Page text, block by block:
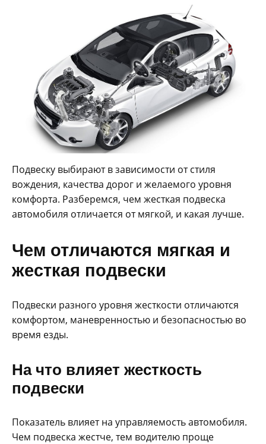
Подвеску выбирают в зависимости от стиля
вождения, качества дорог и желаемого уровня
комфорта. Разберемся, чем жесткая подвеска
автомобиля отличается от мягкой, и какая лучше.
Чем отличаются мягкая и
жесткая подвески
Подвески разного уровня жесткости отличаются
комфортом, маневренностью и безопасностью во
время езды.
На что влияет жесткость
подвески
Показатель влияет на управляемость автомобиля.
Чем подвеска жестче, тем водителю проще